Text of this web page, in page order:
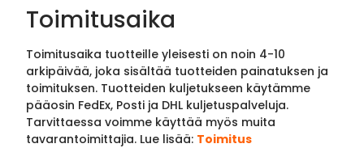
Toimitusaika
Toimitusaika tuotteille yleisesti on noin 4-10
arkipäivää, joka sisältää tuotteiden painatuksen ja
toimituksen. Tuotteiden kuljetukseen käytämme
pääosin FedEx, Posti ja DHL kuljetuspalveluja.
Tarvittaessa voimme käyttää myös muita
tavarantoimittajia. Lue lisää: Toimitus